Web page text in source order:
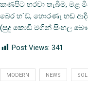
කණපිට හරවා තැබීම, මළ
බෙර හ`ඩ, හොරණෑ හඬ
(සුදු කොඩි මගින් සිංහල
Post Views: 341
MODERN NEWS